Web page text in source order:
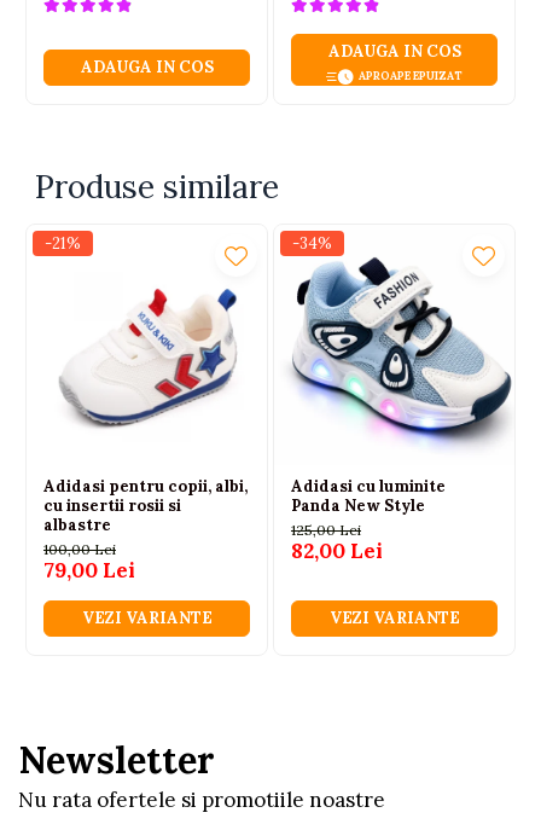
ADAUGA IN COS
ADAUGA IN COS
APROAPE EPUIZAT
Produse similare
-21%
Adidasi pentru copii, albi,
cu insertii rosii si
albastre
100,00 Lei
79,00 Lei
VEZI VARIANTE
-34%
Adidasi cu luminite
Panda New Style
125,00 Lei
82,00 Lei
VEZI VARIANTE
Newsletter
Nu rata ofertele si promotiile noastre